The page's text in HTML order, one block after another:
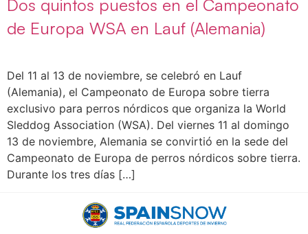
Dos quintos puestos en el Campeonato
de Europa WSA en Lauf (Alemania)
Del 11 al 13 de noviembre, se celebró en Lauf
(Alemania), el Campeonato de Europa sobre tierra
exclusivo para perros nórdicos que organiza la World
Sleddog Association (WSA). Del viernes 11 al domingo
13 de noviembre, Alemania se convirtió en la sede del
Campeonato de Europa de perros nórdicos sobre tierra.
Durante los tres días […]